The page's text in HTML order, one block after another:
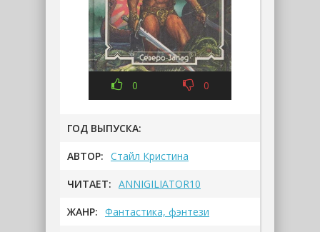
0 0
ГОД ВЫПУСКА:
АВТОР: Стайл Кристина
ЧИТАЕТ: ANNIGILIATOR10
ЖАНР: Фантастика, фэнтези